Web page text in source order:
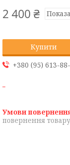
2 400 ₴
Купити
+380 (95) 613-
повернення